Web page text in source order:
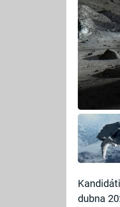
dubna